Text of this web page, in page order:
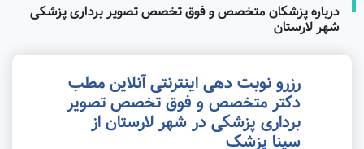
درباره پزشکان متخصص و فوق تخصص تصویر برداری پزشکی
شهر لارستان
رزرو نوبت دهی اینترنتی آنلاین مطب
دکتر متخصص و فوق تخصص تصویر
برداری پزشکی در شهر لارستان از
سینا پزشک